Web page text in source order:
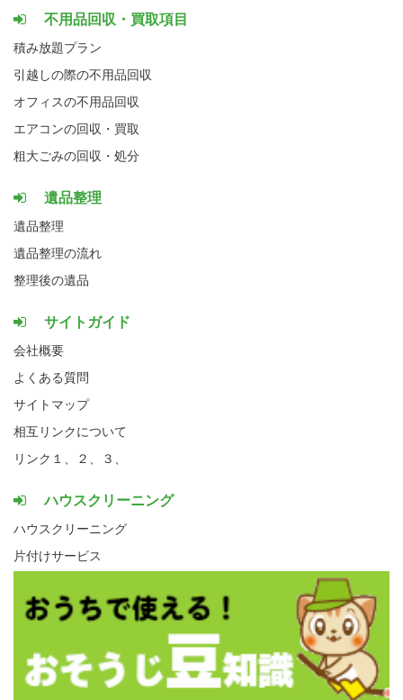
不用品回収・買取項目
積み放題プラン
引越しの際の不用品回収
オフィスの不用品回収
エアコンの回収・買取
粗大ごみの回収・処分
遺品整理
遺品整理
遺品整理の流れ
整理後の遺品
サイトガイド
会社概要
よくある質問
サイトマップ
相互リンクについて
リンク１、
２、 ３、
ハウスクリーニング
ハウスクリーニング
片付けサービス